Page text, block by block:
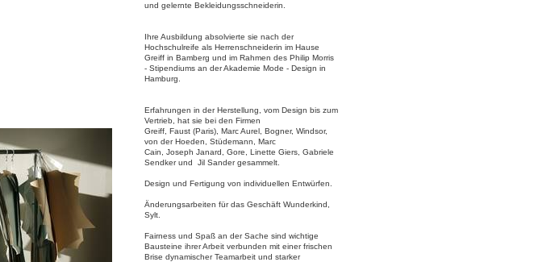
und gelernte Bekleidungsschneiderin.
Ihre Ausbildung absolvierte sie nach der
Hochschulreife als Herrenschneiderin im Hause
Greiff in Bamberg und im Rahmen des Philip Morris
- Stipendiums an der Akademie Mode - Design in
Hamburg.
Erfahrungen in der Herstellung, vom Design bis zum
Vertrieb, hat sie bei den Firmen
Greiff, Faust (Paris), Marc Aurel, Bogner, Windsor,
von der Hoeden, Stüdemann, Marc
Cain, Joseph Janard, Gore, Linette Giers, Gabriele
Sendker und Jil Sander gesammelt.
Design und Fertigung von individuellen Entwürfen.
Änderungsarbeiten für das Geschäft Wunderkind,
Sylt.
Fairness und Spaß an der Sache sind wichtige
Bausteine ihrer Arbeit verbunden mit einer frischen
Brise dynamischer Teamarbeit und starker